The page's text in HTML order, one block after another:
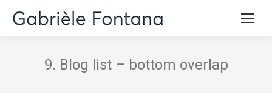
9. Blog list – bottom overlap